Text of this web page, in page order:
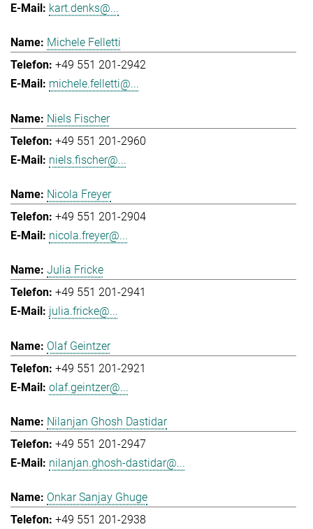
kart.denks@...
Michele Felletti
+49 551 201-2942
michele.felletti@...
Niels Fischer
+49 551 201-2960
niels.fischer@...
Nicola Freyer
+49 551 201-2904
nicola.freyer@...
Julia Fricke
+49 551 201-2941
julia.fricke@...
Olaf Geintzer
+49 551 201-2921
olaf.geintzer@...
Nilanjan Ghosh Dastidar
+49 551 201-2947
nilanjan.ghosh-dastidar@...
Onkar Sanjay Ghuge
+49 551 201-2938